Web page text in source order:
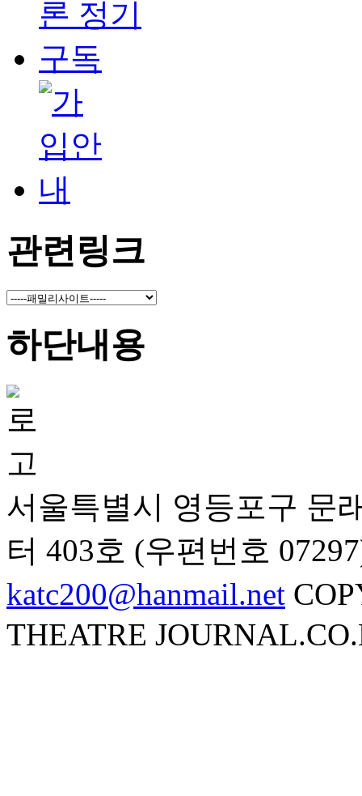
관련링크
하단내용
서울특별시 영등포구 문
터 403호 (우편번호
katc200@hanmail.net
THEATRE